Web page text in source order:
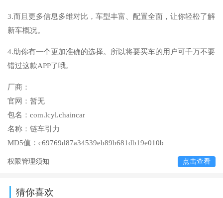
3.而且更多信息多维对比，车型丰富、配置全面，让你轻松了解
新车概况。
4.助你有一个更加准确的选择。所以将要买车的用户可千万不要
错过这款APP了哦。
厂商：
官网： 暂无
包名： com.lcyl.chaincar
名称： 链车引力
MD5值： c69769d87a34539eb89b681db19e010b
权限管理须知 点击查看
猜你喜欢